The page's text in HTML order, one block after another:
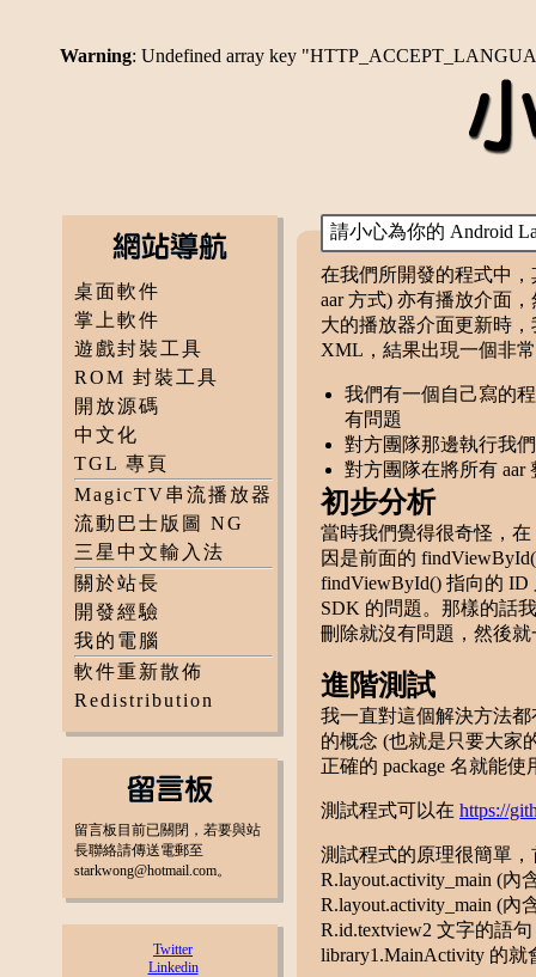
Warning: Undefined array key
桌面軟件
掌上軟件
遊戲封裝工具
ROM 封裝工具
開放源碼
中文化
TGL 專頁
MagicTV串流播放器
流動巴士版圖 NG
三星中文輸入法
關於站長
開發經驗
我的電腦
軟件重新散佈
Redistribution
留言板目前已關閉，若要與站
長聯絡請傳送電郵至
starkwong@hotmail.com。
Twitter
Linkedin
請小心為你的 Android
在我們所開發的程式中
aar 方式) 亦有播放介面
大的播放器介面更新時
XML，結果出現一個非
我們有一個自己寫的
有問題
對方團隊那邊執行我
對方團隊在將所有 aar
初步分析
當時我們覺得很奇怪，在
因是前面的
findViewById() 指向的
SDK 的問題。那樣的話
刪除就沒有問題，然後
進階測試
我一直對這個解決方法都
的概念 (也就是只要大家
正確的 package 名就能
測試程式可以在 https://
測試程式的原理很簡單
R.layout.activity_main (
R.layout.activity_main (
R.id.textview2 文字的語
library1.MainActivity 的就